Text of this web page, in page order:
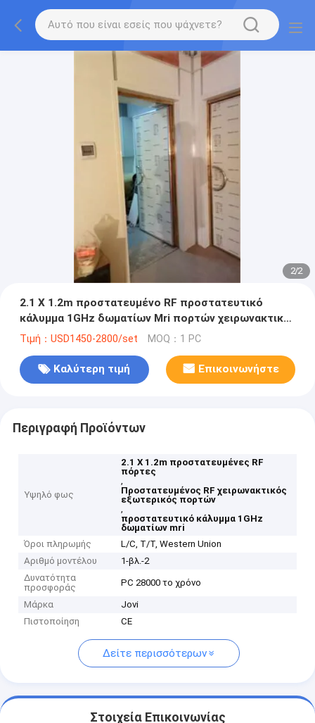
2/2
2.1 X 1.2m προστατευμένο RF προστατευτικό
κάλυμμα 1GHz δωματίων Mri πορτών χειρωνακτικό
εξωτερικό και σωστό
Τιμή：USD1450-2800/set MOQ：1 PC
Καλύτερη τιμή Επικοινωνήστε
Περιγραφή Προϊόντων
Υψηλό φως
2.1 X 1.2m προστατευμένες RF
πόρτες
,
Προστατευμένος RF χειρωνακτικός
εξωτερικός πορτών
,
προστατευτικό κάλυμμα 1GHz
δωματίων mri
Όροι πληρωμής
L/C, T/T, Western Union
Αριθμό μοντέλου
1-βλ.-2
Δυνατότητα
προσφοράς
PC 28000 το χρόνο
Μάρκα
Jovi
Πιστοποίηση
CE
Δείτε περισσότερων
Στοιχεία Επικοινωνίας